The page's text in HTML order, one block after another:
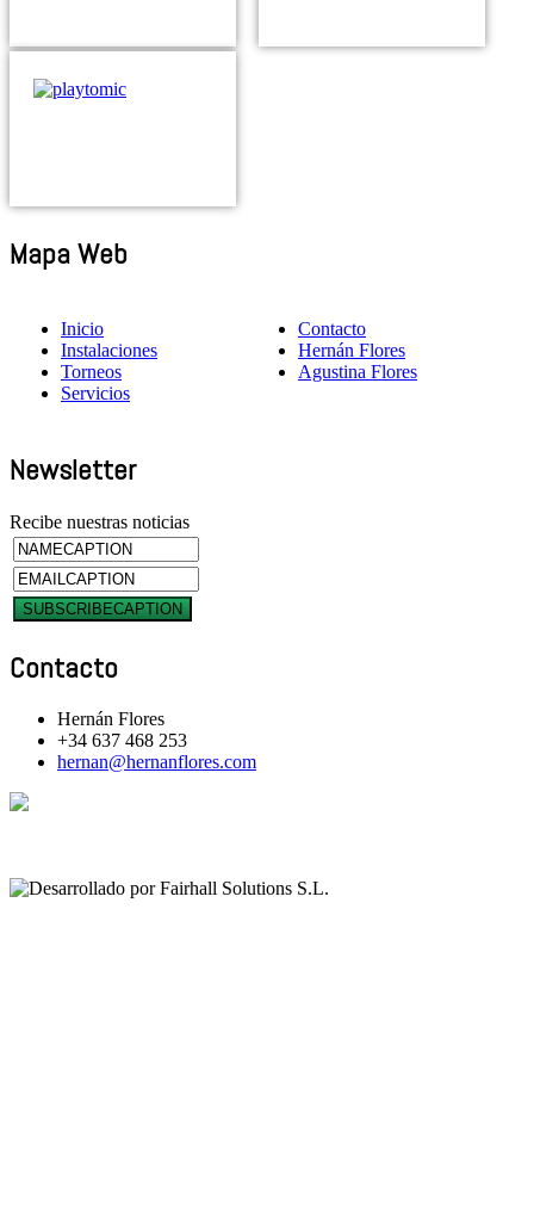
Mapa Web
Inicio
Instalaciones
Torneos
Servicios
Contacto
Hernán Flores
Agustina Flores
Newsletter
Recibe nuestras noticias
Contacto
Hernán Flores
+34 637 468 253
hernan@hernanflores.com